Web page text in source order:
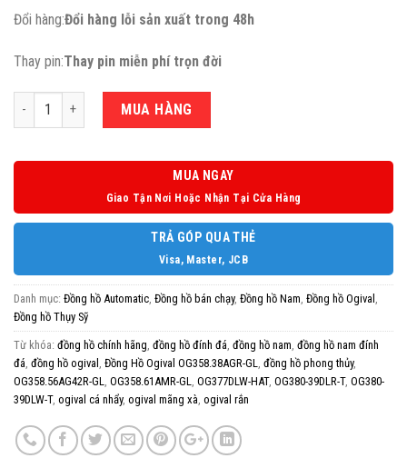
Đổi hàng:Đổi hàng lỗi sản xuất trong 48h
Thay pin:Thay pin miễn phí trọn đời
Số lượng MUA HÀNG
MUA NGAY
Giao Tận Nơi Hoặc Nhận Tại Cửa Hàng
TRẢ GÓP QUA THẺ
Visa, Master, JCB
Danh mục: Đồng hồ Automatic, Đồng hồ bán chạy, Đồng hồ Nam, Đồng hồ Ogival ,
Đồng hồ Thụy Sỹ
Từ khóa: đồng hồ chính hãng, đồng hồ đính đá, đồng hồ nam, đồng hồ nam đính
đá, đồng hồ ogival , Đồng Hồ Ogival OG358.38AGR-GL, đồng hồ phong thủy,
OG358.56AG42R-GL, OG358.61AMR-GL, OG377DLW-HAT, OG380-39DLR-T, OG380-
39DLW-T, ogival cá nhẩy, ogival mãng xà, ogival rắn